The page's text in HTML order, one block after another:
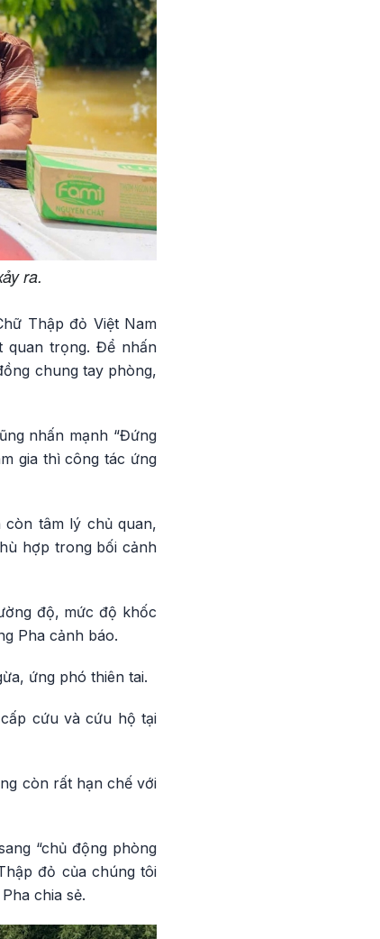
ra.
Thập đỏ Việt Nam
quan trọng. Để nhấn
chung tay phòng,
nhấn mạnh “Đứng
gia thì công tác ứng
tâm lý chủ quan,
hợp trong bối cảnh
độ, mức độ khốc
Pha cảnh báo.
ứng phó thiên tai.
cứu và cứu hộ tại
còn rất hạn chế với
“chủ động phòng
đỏ của chúng tôi
chia sẻ.